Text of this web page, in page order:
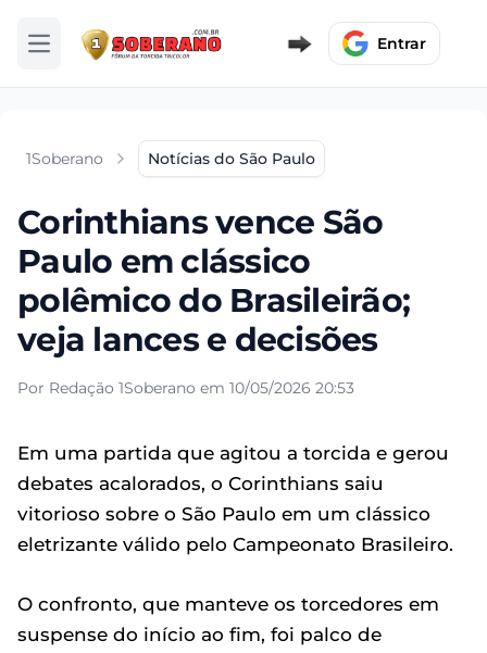
Abrir menu Entrar
1Soberano Notícias do São Paulo
Corinthians vence São
Paulo em clássico
polêmico do Brasileirão;
veja lances e decisões
Por Redação 1Soberano em 10/05/2026 20:53
Em uma partida que agitou a torcida e gerou
debates acalorados, o Corinthians saiu
vitorioso sobre o São Paulo em um clássico
eletrizante válido pelo Campeonato Brasileiro.
O confronto, que manteve os torcedores em
suspense do início ao fim, foi palco de